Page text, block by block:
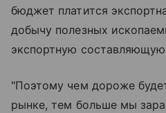
бюджет платится
добычу полезных
экспортную
"Поэтому чем дороже
рынке, тем больше мы